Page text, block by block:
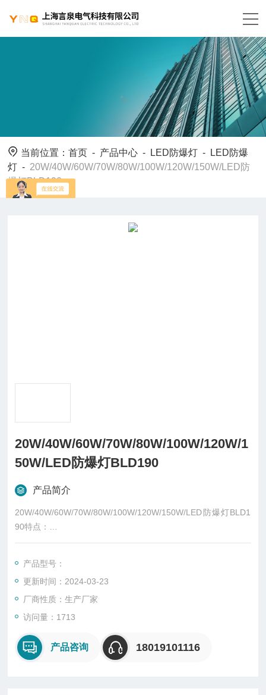
当前位置：首页 - 产品中心 - LED防爆灯 -
LED防爆
灯 - 20W/40W/60W/70W/80W/100W/120W/150W/LED防
爆灯BLD190
20W/40W/60W/70W/80W/100W/120W/1
50W/LED防爆灯BLD190
产品简介
20W/40W/60W/70W/80W/100W/120W/150W/LED防爆灯BLD1
90特点：
外壳采用铝合金压铸成型，经抛丸处理后高压静电喷塑；
可配装高亮度LED光源或三基色环形荧光灯，性能稳定可靠；
高亮度LED光源体积小、光效高、功耗低、理论寿命长达100000
小时；
复合型结构设计，接线腔采用增安型结构，电源连接方便快捷
产品型号：
更新时间：2024-03-23
厂商性质：生产厂家
访问量：1713
产品咨询 18019101116